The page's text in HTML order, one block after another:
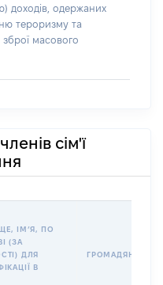
доходів, одержаних
тероризму та
масового
сім'ї
ІМʼЯ, ПО
(ЗА
ДЛЯ
В
ГРОМАДЯНСТВО